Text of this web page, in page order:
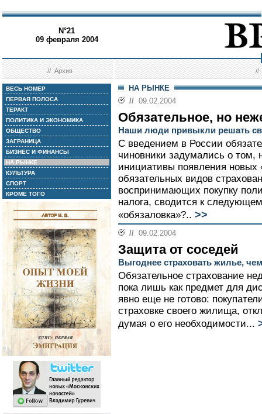
N°21
09 февраля 2004
//Архив //
ВЕСЬ НОМЕР
ПЕРВАЯ ПОЛОСА
ТЕРАКТ
ПОЛИТИКА И ЭКОНОМИКА
ОБЩЕСТВО
ЗАГРАНИЦА
БИЗНЕС И ФИНАНСЫ
НА РЫНКЕ
КУЛЬТУРА
СПОРТ
КРОМЕ ТОГО
НА РЫНКЕ
// 09.02.2004
Обязательное, но
Наши люди привыкли решать
С введением в России
чиновники задумались о том,
инициативы появления новых
обязательных видов
воспринимающих покупку
налога, сводится к
«обязаловка»?.. >>
// 09.02.2004
Защита от соседей
Выгоднее страховать жилье,
Обязательное страхование
пока лишь как предмет для
явно еще не готово:
страховке своего жилища,
думая о его необходимости...